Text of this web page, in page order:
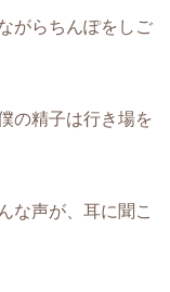
がらちんぽをしご
の精子は行き場を
な声が、耳に聞こ